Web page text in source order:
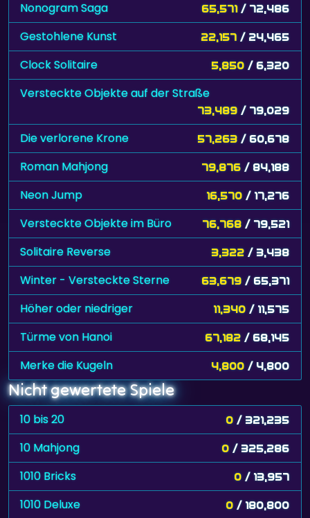
Nonogram Saga 65,571 / 72,486
Gestohlene Kunst 22,157 / 24,465
Clock Solitaire 5,850 / 6,320
Versteckte Objekte auf der Straße
73,489 / 79,029
Die verlorene Krone 57,263 / 60,678
Roman Mahjong 79,876 / 84,188
Neon Jump 16,570 / 17,276
Versteckte Objekte im Büro 76,768 / 79,521
Solitaire Reverse 3,322 / 3,438
Winter - Versteckte Sterne 63,679 / 65,371
Höher oder niedriger 11,340 / 11,575
Türme von Hanoi 67,182 / 68,145
Merke die Kugeln 4,800 / 4,800
Nicht gewertete Spiele
10 bis 20 0 / 321,235
10 Mahjong 0 / 325,286
1010 Bricks 0 / 13,957
1010 Deluxe 0 / 180,800